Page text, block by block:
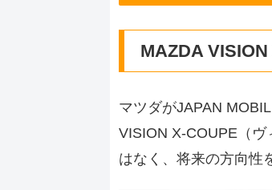
MAZDA
マツダがJAPAN
VISION X-COUPE（
はなく、将来の方向性